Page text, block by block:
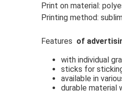
Print on material:
Printing method:
Features of
with individual
sticks for
available in
durable material